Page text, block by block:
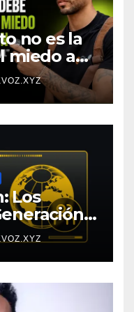
no es la
miedo a
Los
Z
y